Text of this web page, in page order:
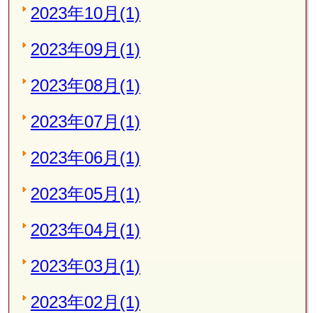
2023年10月(1)
2023年09月(1)
2023年08月(1)
2023年07月(1)
2023年06月(1)
2023年05月(1)
2023年04月(1)
2023年03月(1)
2023年02月(1)